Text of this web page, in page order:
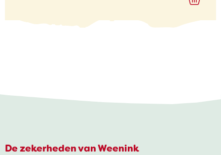
De zekerheden van Weenink